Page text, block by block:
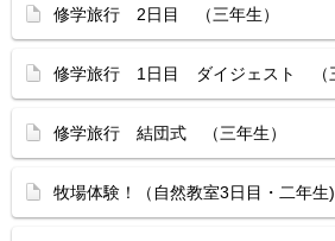
修学旅行 2日目 （三年生）
修学旅行 1日目 ダイジェスト （
修学旅行 結団式 （三年生）
牧場体験！（自然教室3日目・二年生)